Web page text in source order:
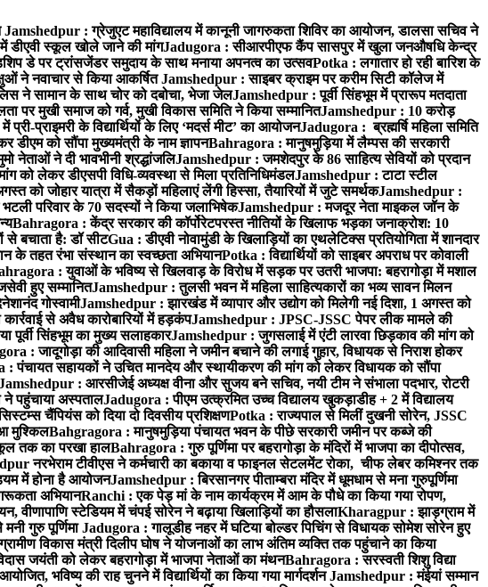
Jamshedpur : ग्रेजुएट महाविद्यालय में कानूनी जागरुकता शिविर का आयोजन, डालसा सचिव ने
डीएवी स्कूल खोले जाने की मांगJadugora : सीआरपीएफ कैंप सासपुर में खुला जनऔषधि केन्द्र
डे पर ट्रांसजेंडर समुदाय के साथ मनाया अपनत्व का उत्सवPotka : लगातार हो रही बारिश के
ने नवाचार से किया आकर्षितJamshedpur : साइबर क्राइम पर करीम सिटी कॉलेज में
ने सामान के साथ चोर को दबोचा, भेजा जेलJamshedpur : पूर्वी सिंहभूम में प्रारूप मतदाता
पर मुखी समाज को गर्व, मुखी विकास समिति ने किया सम्मानितJamshedpur : 10 करोड़
प्राइमरी के विद्यार्थियों के लिए ‘मदर्स मीट’ का आयोजनJadugora : ब्रह्मर्षि महिला समिति
को सौंपा मुख्यमंत्री के नाम ज्ञापनBahragora : मानुषमुड़िया में लैम्पस की सरकारी
नेताओं ने दी भावभीनी श्रद्धांजलिJamshedpur : जमशेदपुर के 86 साहित्य सेवियों को प्रदान
को लेकर डीएसपी विधि-व्यवस्था से मिला प्रतिनिधिमंडलJamshedpur : टाटा स्टील
को जोहार यात्रा में सैकड़ों महिलाएं लेंगी हिस्सा, तैयारियों में जुटे समर्थकJamshedpur :
भटली परिवार के 70 सदस्यों ने किया जलाभिषेकJamshedpur : मजदूर नेता माइकल जॉन के
Bahragora : केंद्र सरकार की कॉर्पोरेटपरस्त नीतियों के खिलाफ भड़का जनाक्रोश: 10
से बचाता है: डॉ सीटGua : डीएवी नोवामुंडी के खिलाड़ियों का एथलेटिक्स प्रतियोगिता में शानदार
के तहत रंभा संस्थान का स्वच्छता अभियानPotka : विद्यार्थियों को साइबर अपराध पर कोवाली
: युवाओं के भविष्य से खिलवाड़ के विरोध में सड़क पर उतरी भाजपा: बहरागोड़ा में मशाल
हुए सम्मानितJamshedpur : तुलसी भवन में महिला साहित्यकारों का भव्य सावन मिलन
गोस्वामीJamshedpur : झारखंड में व्यापार और उद्योग को मिलेगी नई दिशा, 1 अगस्त को
से अवैध कारोबारियों में हड़कंपJamshedpur : JPSC-JSSC पेपर लीक मामले की
पूर्वी सिंहभूम का मुख्य सलाहकारJamshedpur : जुगसलाई में एंटी लारवा छिड़काव की मांग को
: जादूगोड़ा की आदिवासी महिला ने जमीन बचाने की लगाई गुहार, विधायक से निराश होकर
पंचायत सहायकों ने उचित मानदेय और स्थायीकरण की मांग को लेकर विधायक को सौंपा
: आरसीजेई अध्यक्ष वीना और सुजय बने सचिव, नयी टीम ने संभाला पदभार, रोटरी
पहुंचाया अस्पतालJadugora : पीएम उत्क्रमित उच्च विद्यालय खुकड़ाडीह + 2 में विद्यालय
चैंपियंस को दिया दो दिवसीय प्रशिक्षणPotka : राज्यपाल से मिलीं दुखनी सोरेन, JSSC
मुश्किलBahgragora : मानुषमुड़िया पंचायत भवन के पीछे सरकारी जमीन पर कब्जे की
तक का परखा हालBahragora : गुरु पूर्णिमा पर बहरागोड़ा के मंदिरों में भाजपा का दीपोत्सव,
नरभेराम टीवीएस ने कर्मचारी का बकाया व फाइनल सेटलमेंट रोका, चीफ लेबर कमिश्नर तक
में होना है आयोजनJamshedpur : बिरसानगर पीताम्बरा मंदिर में धूमधाम से मना गुरुपूर्णिमा
अभियानRanchi : एक पेड़ मां के नाम कार्यक्रम में आम के पौधे का किया गया रोपण,
वीणापाणि स्टेडियम में चंपई सोरेन ने बढ़ाया खिलाड़ियों का हौसलाKharagpur : झाड़ग्राम में
गुरु पूर्णिमाJadugora : गालूडीह नहर में घटिया बोल्डर पिचिंग से विधायक सोमेश सोरेन हुए
विकास मंत्री दिलीप घोष ने योजनाओं का लाभ अंतिम व्यक्ति तक पहुंचाने का किया
जयंती को लेकर बहरागोड़ा में भाजपा नेताओं का मंथनBahragora : सरस्वती शिशु विद्या
भविष्य की राह चुनने में विद्यार्थियों का किया गया मार्गदर्शनJamshedpur : मंईयां सम्मान